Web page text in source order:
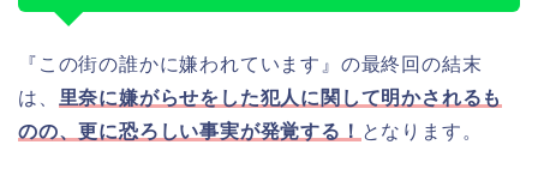
『この街の誰かに嫌われています』の最終回の結末
は、 里奈に嫌がらせをした犯人に関して明かされるも
のの、更に恐ろしい事実が発覚する！ となります。